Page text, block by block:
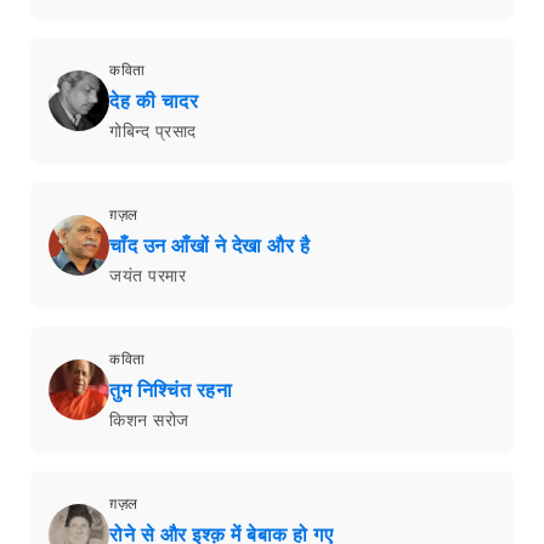
कविता
देह की चादर
गोबिन्द प्रसाद
ग़ज़ल
चाँद उन आँखों ने देखा और है
जयंत परमार
कविता
तुम निश्चिंत रहना
किशन सरोज
ग़ज़ल
रोने से और इश्क़ में बेबाक हो गए